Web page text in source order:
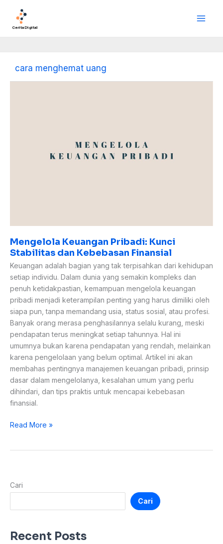
kontenCerita Digital
cara menghemat uang
Mengelola Keuangan Pribadi: Kunci
Stabilitas dan Kebebasan Finansial
Keuangan adalah bagian yang tak terpisahkan dari kehidupan
setiap individu. Dalam dunia yang semakin kompleks dan
penuh ketidakpastian, kemampuan mengelola keuangan
pribadi menjadi keterampilan penting yang harus dimiliki oleh
siapa pun, tanpa memandang usia, status sosial, atau profesi.
Banyak orang merasa penghasilannya selalu kurang, meski
pendapatan terus meningkat setiap tahunnya. Hal ini
umumnya bukan karena pendapatan yang rendah, melainkan
karena pengelolaan yang belum optimal. Artikel ini akan
membahas pentingnya manajemen keuangan pribadi, prinsip
dasar dalam mengelolanya, kesalahan umum yang perlu
dihindari, dan tips praktis untuk mencapai kebebasan
finansial.
Read More »
Cari
Cari
Recent Posts